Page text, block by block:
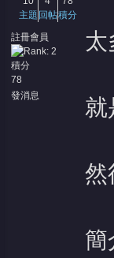
主題 回帖積分
註冊會員
積分
78
發消息
太
就
然
簡